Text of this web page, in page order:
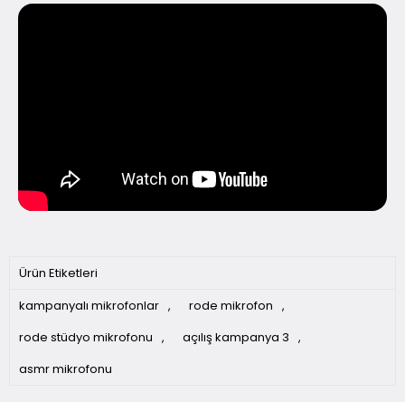
Ürün Etiketleri
kampanyalı mikrofonlar , rode mikrofon ,
rode stüdyo mikrofonu , açılış kampanya 3 ,
asmr mikrofonu